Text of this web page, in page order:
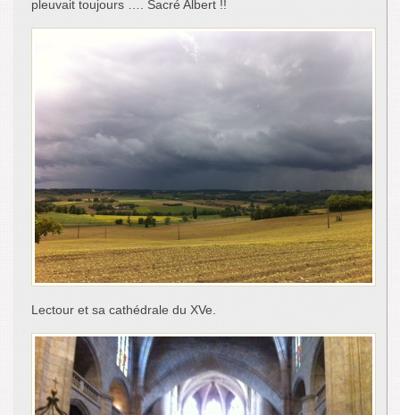
pleuvait toujours …. Sacré Albert !!
Lectour et sa cathédrale du XVe.